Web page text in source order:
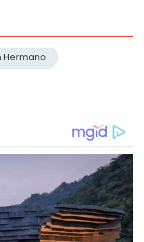
Hermano